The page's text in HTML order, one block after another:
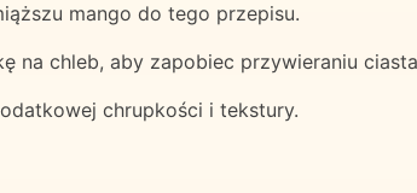
mango do tego przepisu.
na chleb, aby zapobiec przywieraniu
chrupkości i tekstury.